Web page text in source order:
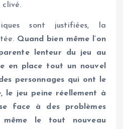
sont justifiées, la
Quand bien même l’on
lenteur du jeu au
en place tout un nouvel
personnages qui ont le
le jeu peine réellement à
face à des problèmes
même le tout nouveau